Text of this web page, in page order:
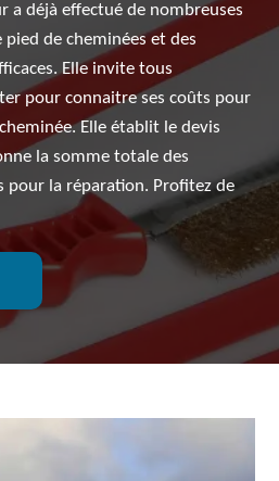
a déjà effectué de nombreuses
de cheminées et des
Elle invite tous
pour connaitre ses coûts pour
Elle établit le devis
la somme totale des
pour la réparation. Profitez de